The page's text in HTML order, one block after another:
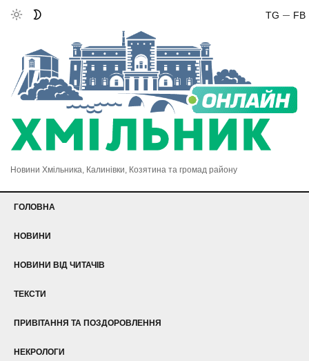
FB
TG
Новини Хмільника, Калинівки, Козятина та громад району
ГОЛОВНА
НОВИНИ
НОВИНИ ВІД ЧИТАЧІВ
ТЕКСТИ
ПРИВІТАННЯ ТА ПОЗДОРОВЛЕННЯ
НЕКРОЛОГИ